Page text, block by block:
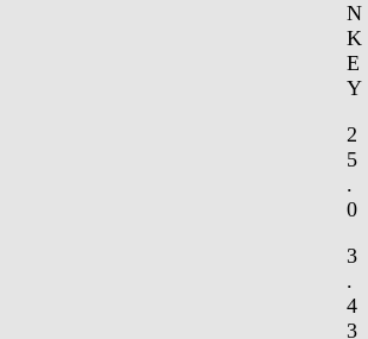
N
K
E
Y
2
5
.
0
3
.
4
3